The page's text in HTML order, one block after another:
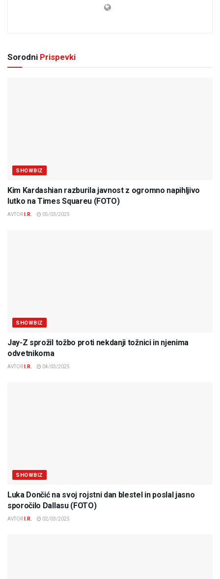
Sorodni Prispevki
SHOWBIZ
Kim Kardashian razburila javnost z ogromno napihljivo
lutko na Times Squareu (FOTO)
AVTOR I.R. 05/03/2025
SHOWBIZ
Jay-Z sprožil tožbo proti nekdanji tožnici in njenima
odvetnikoma
AVTOR I.R. 04/03/2025
SHOWBIZ
Luka Dončić na svoj rojstni dan blestel in poslal jasno
sporočilo Dallasu (FOTO)
AVTOR I.R. 02/03/2025